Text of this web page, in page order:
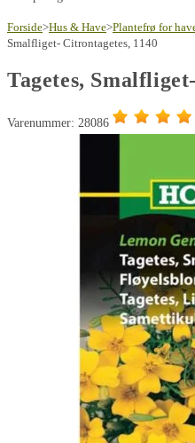
Forside>Hus & Have>Plantefrø for
Smalfliget- Citrontagetes, 1140
Tagetes,
Varenummer: 28086